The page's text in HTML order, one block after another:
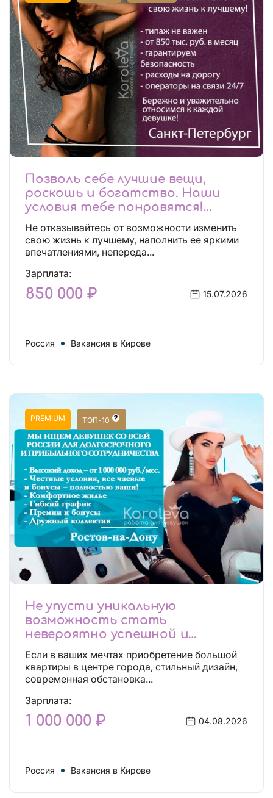
Позволь себе лучшие вещи,
роскошь и богатство. Наши
условия тебе понравятся!
Действительно отличные
условия и поддержка!
Не отказывайтесь от возможности изменить
свою жизнь к лучшему, наполнить ее яркими
впечатлениями, непереда...
Зарплата:
850 000 ₽ 15.07.2026
Россия Вакансия в Кирове
PREMIUM ТОП-10
Не упусти уникальную
возможность стать
невероятно успешной и
независимой!
Если в ваших мечтах приобретение большой
квартиры в центре города, стильный дизайн,
современная обстановка...
Зарплата:
1 000 000 ₽ 04.08.2026
Россия Вакансия в Кирове